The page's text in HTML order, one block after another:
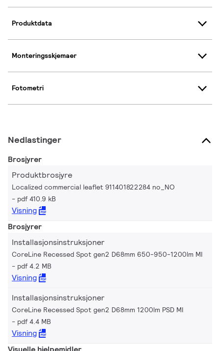
Produktdata
Monteringsskjemaer
Fotometri
Nedlastinger
Brosjyrer
Produktbrosjyre
Localized commercial leaflet 911401822284 no_NO
pdf 410.9 kB
Visning
Brosjyrer
Installasjonsinstruksjoner
CoreLine Recessed Spot gen2 D68mm 650-950-1200lm MI
pdf 4.2 MB
Visning
Installasjonsinstruksjoner
CoreLine Recessed Spot gen2 D68mm 1200lm PSD MI
pdf 4.4 MB
Visning